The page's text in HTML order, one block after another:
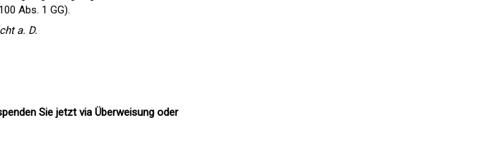
Abs. 1 GG).
a. D.
Sie jetzt via Überweisung oder